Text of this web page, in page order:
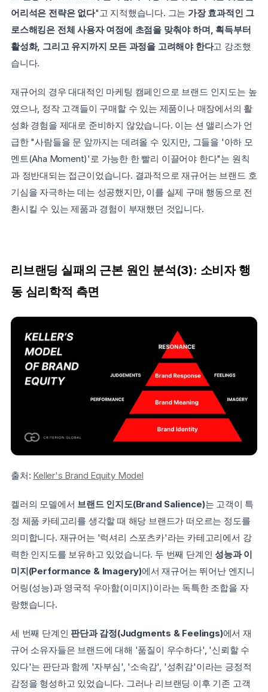
어리석은 전략은 없다"고 지적했습니다. 그는 가장 효과적인 그
로스해킹은 전체 사용자 여정에 초점을 맞춰야 하며, 획득부터
활성화, 그리고 유지까지 모든 과정을 고려해야 한다고 강조했
습니다.
재규어의 경우 대대적인 마케팅 캠페인으로 브랜드 인지도는 높
였으나, 정작 고객들이 구매할 수 있는 제품이나 매장에서의 활
성화 경험을 제대로 준비하지 않았습니다. 이는 션 앨리스가 언
급한 "사람들을 문 앞까지는 데려올 수 있지만, 그들을 '아하 모
멘트(Aha Moment)'로 가능한 한 빨리 이끌어야 한다"는 원칙
과 정반대되는 접근이었습니다. 결과적으로 재규어는 브랜드 호
기심을 자극하는 데는 성공했지만, 이를 실제 구매 행동으로 전
환시킬 수 있는 제품과 경험이 부재했던 것입니다.
리브랜딩 실패의 근본 원인 분석(3): 소비자 행
동 심리학적 측면
출처: Keller's Brand Equity Model
켈러의 모델에서 브랜드 인지도(Brand Salience)는 고객이 특
정 제품 카테고리를 생각할 때 해당 브랜드가 떠오르는 정도를
의미합니다. 재규어는 '럭셔리 스포츠카'라는 카테고리에서 강
력한 인지도를 보유하고 있었습니다. 두 번째 단계인 성능과 이
미지(Performance & Imagery)에서 재규어는 뛰어난 엔지니
어링(성능)과 영국적 우아함(이미지)이라는 독특한 조합을 자
랑했습니다.
세 번째 단계인 판단과 감정(Judgments & Feelings)에서 재
규어 소유자들은 브랜드에 대해 '품질이 우수하다', '신뢰할 수
있다'는 판단과 함께 '자부심', '소속감', '성취감'이라는 긍정적
감정을 형성하고 있었습니다. 그러나 리브랜딩 이후 기존 고객